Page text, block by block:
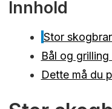
Innhold
Stor
Bål og
Dette må du